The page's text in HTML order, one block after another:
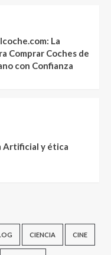
La
Comprar Coches de
con Confianza
Artificial y ética
CIENCIA CINE